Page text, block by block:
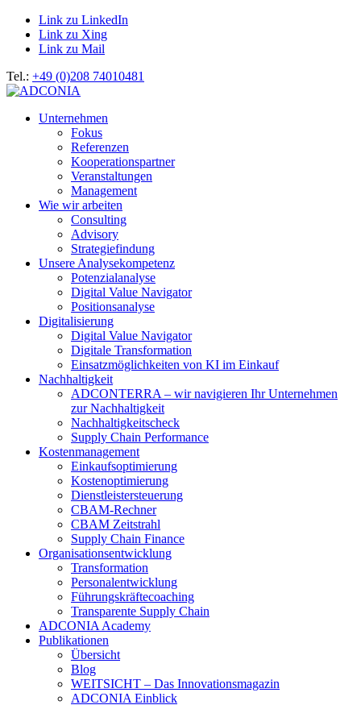
Link zu LinkedIn
Link zu Xing
Link zu Mail
Tel.: +49 (0)208 74010481
Unternehmen
Fokus
Referenzen
Kooperationspartner
Veranstaltungen
Management
Wie wir arbeiten
Consulting
Advisory
Strategiefindung
Unsere Analysekompetenz
Potenzialanalyse
Digital Value Navigator
Positionsanalyse
Digitalisierung
Digital Value Navigator
Digitale Transformation
Einsatzmöglichkeiten von KI im Einkauf
Nachhaltigkeit
ADCONTERRA – wir navigieren Ihr Unternehmen
zur Nachhaltigkeit
Nachhaltigkeitscheck
Supply Chain Performance
Kostenmanagement
Einkaufsoptimierung
Kostenoptimierung
Dienstleistersteuerung
CBAM-Rechner
CBAM Zeitstrahl
Supply Chain Finance
Organisationsentwicklung
Transformation
Personalentwicklung
Führungskräftecoaching
Transparente Supply Chain
ADCONIA Academy
Publikationen
Übersicht
Blog
WEITSICHT – Das Innovationsmagazin
ADCONIA Einblick